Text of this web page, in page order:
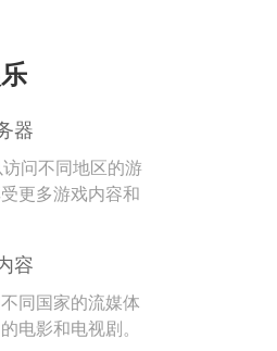
器
问不同地区的游
更多游戏内容和
容
同国家的流媒体
电影和电视剧。